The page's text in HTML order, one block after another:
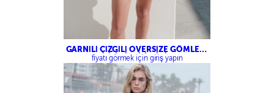
GARNİLİ ÇİZGİLİ OVERSİZE GÖMLEK-
GARNİLİ ÇİZGİLİ MİNİ ETEK
fiyatı görmek için giriş yapın